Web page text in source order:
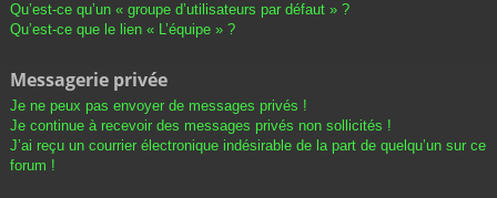
Qu’est-ce qu’un « groupe d’utilisateurs par défaut » ?
Qu’est-ce que le lien « L’équipe » ?
Messagerie privée
Je ne peux pas envoyer de messages privés !
Je continue à recevoir des messages privés non sollicités !
J’ai reçu un courrier électronique indésirable de la part de quelqu’un sur ce
forum !